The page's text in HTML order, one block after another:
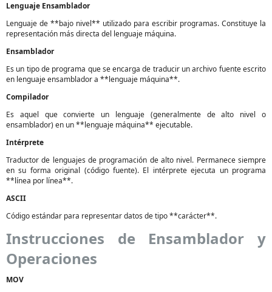
Lenguaje Ensamblador
Lenguaje de **bajo nivel** utilizado para escribir programas. Constituye la
representación más directa del lenguaje máquina.
Ensamblador
Es un tipo de programa que se encarga de traducir un archivo fuente escrito
en lenguaje ensamblador a **lenguaje máquina**.
Compilador
Es aquel que convierte un lenguaje (generalmente de alto nivel o
ensamblador) en un **lenguaje máquina** ejecutable.
Intérprete
Traductor de lenguajes de programación de alto nivel. Permanece siempre
en su forma original (código fuente). El intérprete ejecuta un programa
**línea por línea**.
ASCII
Código estándar para representar datos de tipo **carácter**.
Instrucciones de Ensamblador y
Operaciones
MOV